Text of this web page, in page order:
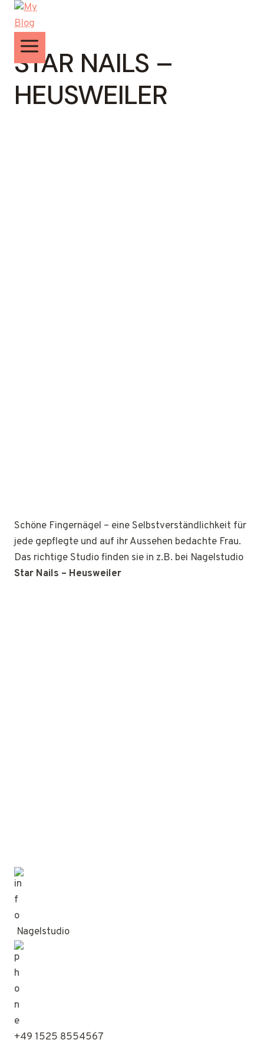
Zum
Inhalt
springen
STAR NAILS –
HEUSWEILER
Schöne Fingernägel – eine Selbstverständlichkeit für
jede gepflegte und auf ihr Aussehen bedachte Frau.
Das richtige Studio finden sie in z.B. bei Nagelstudio
Star Nails – Heusweiler
Nagelstudio
+49 1525 8554567